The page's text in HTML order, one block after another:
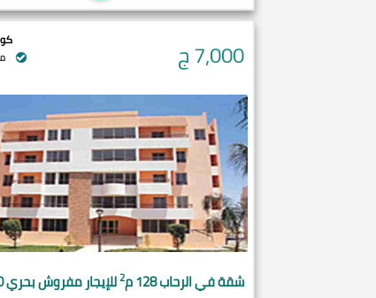
7,000ج
شقة فيالرحاب128 م 2للإيجار مفروش بحري 7,000 ج